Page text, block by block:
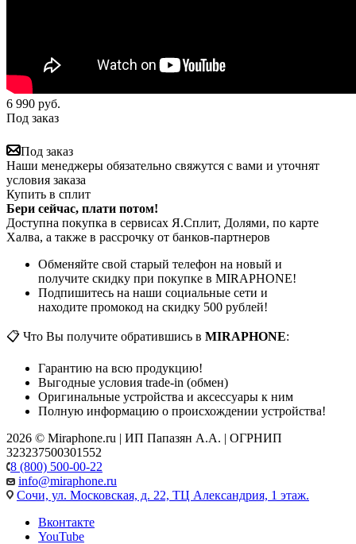
6 990 руб.
Под заказ
Под заказ
Наши менеджеры обязательно свяжутся с вами и уточнят
условия заказа
Купить в сплит
Бери сейчас, плати потом!
Доступна покупка в сервисах Я.Сплит, Долями, по карте
Халва, а также в рассрочку от банков-партнеров
Обменяйте свой старый телефон на новый и
получите скидку при покупке в MIRAPHONE!
Подпишитесь на наши социальные сети и
находите промокод на скидку 500 рублей!
📋 Что Вы получите обратившись в MIRAPHONE:
Гарантию на всю продукцию!
Выгодные условия trade-in (обмен)
Оригинальные устройства и аксессуары к ним
Полную информацию о происхождении устройства!
2026 © Miraphone.ru | ИП Папазян А.А. | ОГРНИП
323237500301552
8 (800) 500-00-22
info@miraphone.ru
Сочи, ул. Московская, д. 22, ТЦ Александрия, 1 этаж.
Вконтакте
YouTube